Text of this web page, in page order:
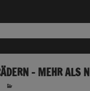
– MEHR ALS